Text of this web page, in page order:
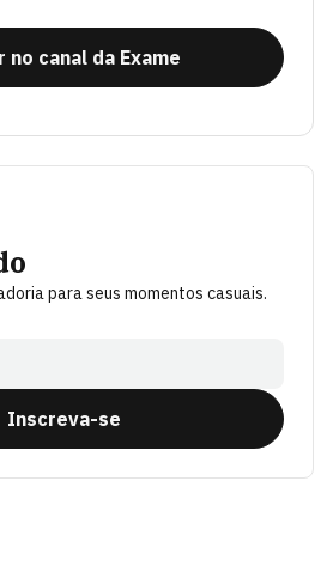
no canal da Exame
para seus momentos casuais.
Inscreva-se